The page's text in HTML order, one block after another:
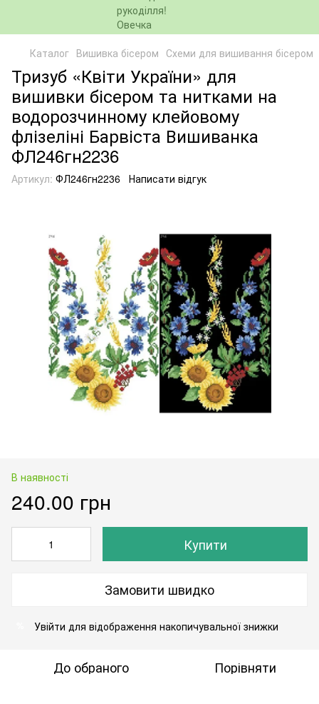
Каталог Вишивка бісером Схеми для вишивання бісером
Тризуб «Квіти України» для
вишивки бісером та нитками на
водорозчинному клейовому
флізеліні Барвіста Вишиванка
ФЛ246гн2236
Артикул: ФЛ246гн2236 Написати відгук
В наявності
240.00 грн
Купити
Замовити швидко
Увійти для відображення накопичувальної знижки
До обраного Порівняти